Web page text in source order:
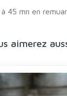
45 mn en
aimerez